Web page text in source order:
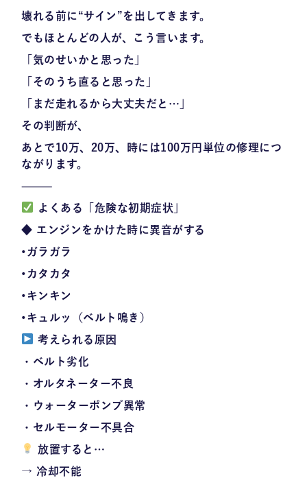
壊れる前に“サイン”を出してきます。
でもほとんどの人が、こう言います。
「気のせいかと思った」
「そのうち直ると思った」
「まだ走れるから大丈夫だと…」
その判断が、
あとで10万、20万、時には100万円単位の修理につ
ながります。
⸻
よくある「危険な初期症状」
◆ エンジンをかけた時に異音がする
•ガラガラ
•カタカタ
•キンキン
•キュルッ（ベルト鳴き）
考えられる原因
・ベルト劣化
・オルタネーター不良
・ウォーターポンプ異常
・セルモーター不具合
放置すると…
→ 冷却不能